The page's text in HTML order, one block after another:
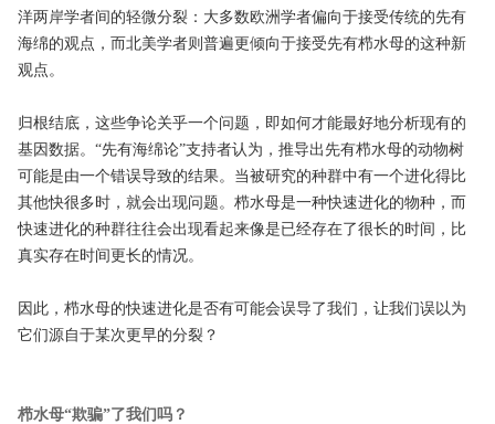
洋两岸学者间的轻微分裂：大多数欧洲学者偏向于接受传统的先有
海绵的观点，而北美学者则普遍更倾向于接受先有栉水母的这种新
观点。
归根结底，这些争论关乎一个问题，即如何才能最好地分析现有的
基因数据。“先有海绵论”支持者认为，推导出先有栉水母的动物树
可能是由一个错误导致的结果。当被研究的种群中有一个进化得比
其他快很多时，就会出现问题。栉水母是一种快速进化的物种，而
快速进化的种群往往会出现看起来像是已经存在了很长的时间，比
真实存在时间更长的情况。
因此，栉水母的快速进化是否有可能会误导了我们，让我们误以为
它们源自于某次更早的分裂？
栉水母“欺骗”了我们吗？